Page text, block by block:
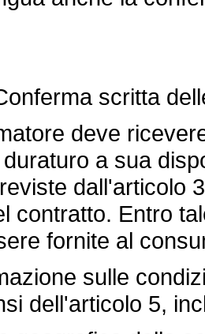
scritta
deve
a sua
dall'articolo
contratto. Entro
fornite al
sulle
dell'articolo 5,